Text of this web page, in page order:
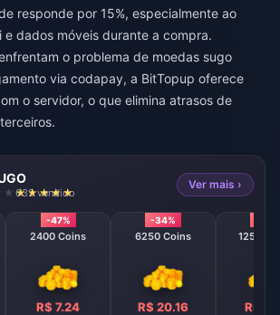
responde por 15%, especialmente ao
e dados móveis durante a compra.
o problema de moedas sugo
via codapay, a BitTopup oferece
o servidor, o que elimina atrasos de
632 vendido
Ver mais ›
-47%
2400 Coins
R$ 7.24
-34%
6250 Coins
R$ 20.16
12500
R$